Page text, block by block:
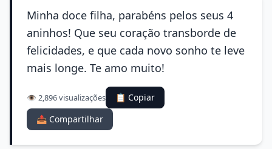
Minha doce filha, parabéns pelos seus 4
aninhos! Que seu coração transborde de
felicidades, e que cada novo sonho te leve
mais longe. Te amo muito!
👁️ 2,896 visualizações
📋 Copiar
📤 Compartilhar